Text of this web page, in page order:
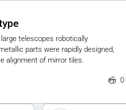
telescopes robotically
parts were rapidly designed,
alignment of mirror tiles.
0